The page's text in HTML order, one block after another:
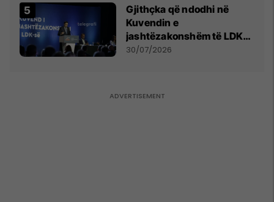
Gjithçka që ndodhi në
Kuvendin e
jashtëzakonshëm të LDK-
së
30/07/2026